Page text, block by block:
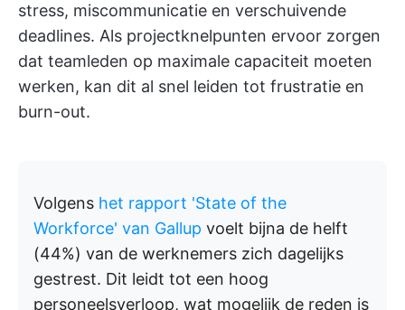
stress, miscommunicatie en verschuivende
deadlines. Als projectknelpunten ervoor zorgen
dat teamleden op maximale capaciteit moeten
werken, kan dit al snel leiden tot frustratie en
burn-out.
Volgens het rapport 'State of the
Workforce' van Gallup voelt bijna de helft
(44%) van de werknemers zich dagelijks
gestrest. Dit leidt tot een hoog
personeelsverloop, wat mogelijk de reden is